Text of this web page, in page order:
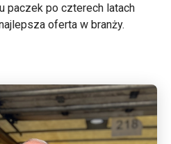
paczek po czterech latach
oferta w branży.